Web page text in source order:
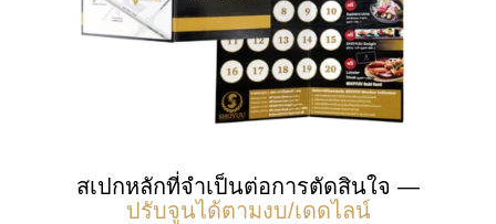
สเปกหลักที่จำเป็นต่อการตัดสินใจ —
ปรับจูนได้ตามงบ/เดดไลน์